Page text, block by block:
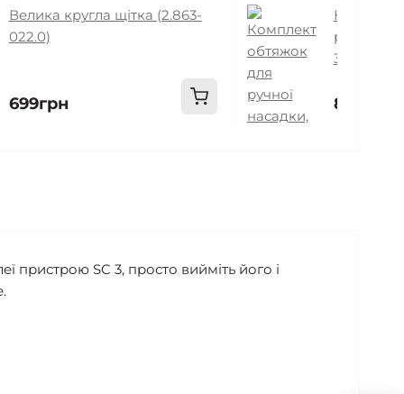
Велика кругла щітка (2.863-
022.0)
699грн
ручної
344.0)
899грн
пристрою SC 3, просто вийміть його і